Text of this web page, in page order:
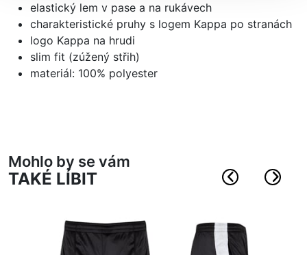
elastický lem v pase a na rukávech
charakteristické pruhy s logem Kappa po stranách
logo Kappa na hrudi
slim fit (zúžený střih)
materiál: 100% polyester
Mohlo by se vám
TAKÉ LÍBIT